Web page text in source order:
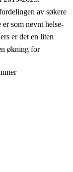
av søkere
som nevnt helse-
er det en liten
økning for